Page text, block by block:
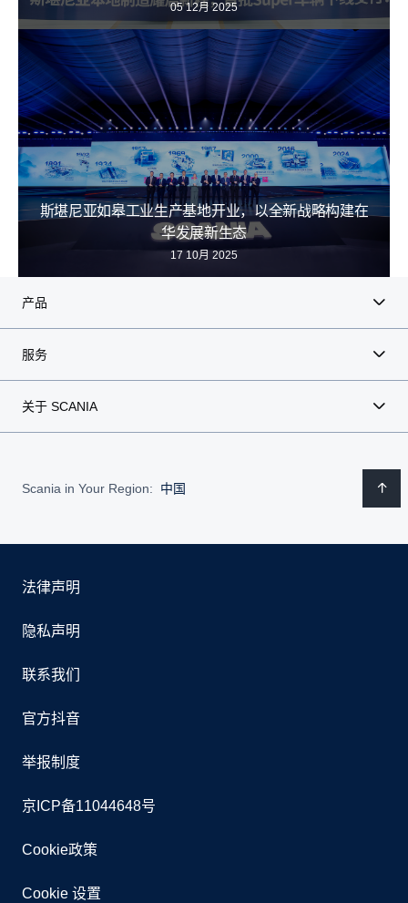
05 12月 2025
斯堪尼亚如皋工业生产基地开业，以全新战略构建在
华发展新生态
17 10月 2025
产品
服务
关于 SCANIA
Scania in Your Region: 中国
法律声明
隐私声明
联系我们
官方抖音
举报制度
京ICP备11044648号
Cookie政策
Cookie 设置